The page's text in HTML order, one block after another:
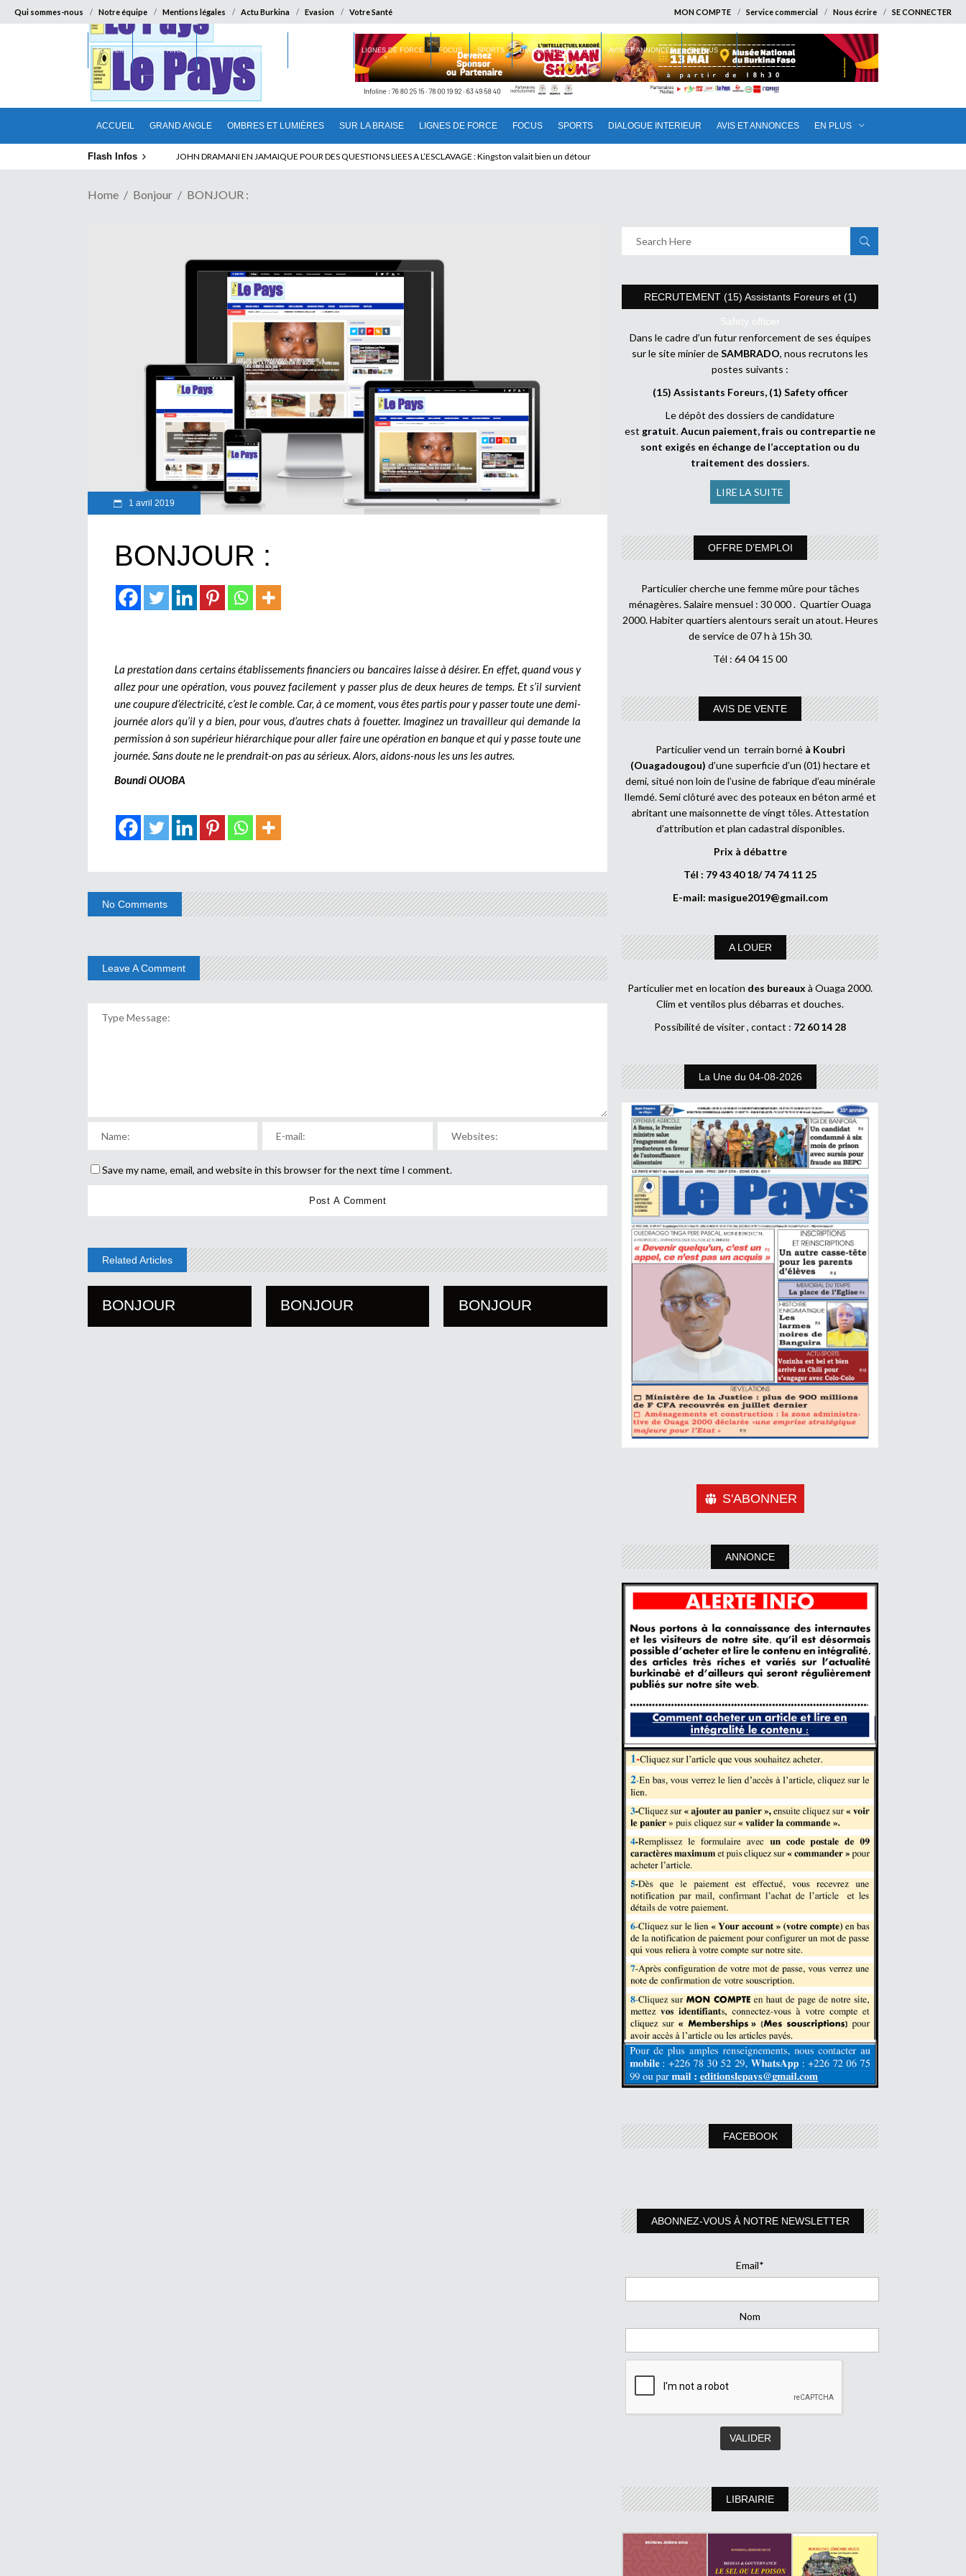
Qui sommes-nous Notre équipe Mentions légales Actu Burkina Evasion Votre Santé MON COMPTE Service commercial Nous écrire SE CONNECTER
ACCUEIL GRAND ANGLE OMBRES ET LUMIÈRES SUR LA BRAISE LIGNES DE FORCE FOCUS SPORTS DIALOGUE INTERIEUR AVIS ET ANNONCES EN PLUS
ACCUEIL GRAND ANGLE OMBRES ET LUMIÈRES LIGNES DE FORCE FOCUS SPORTS DIALOGUE INTERIEUR AVIS ET ANNONCES EN PLUS
Flash Infos ELECTION DE TALON A LA TETE DU SENAT BENINOIS : Quand Patrice quitte le pouvoir sans partir !
Home Bonjour BONJOUR :
1 avril 2019
BONJOUR :
La prestation dans certains établissements financiers ou bancaires laisse à désirer. En effet, quand vous y
allez pour une opération, vous pouvez facilement y passer plus de deux heures de temps. Et s’il survient
une coupure d’électricité, c’est le comble. Car, à ce moment, vous êtes partis pour y passer toute une demi-
journée alors qu’il y a bien, pour vous, d’autres chats à fouetter. Imaginez un travailleur qui demande la
permission à son supérieur hiérarchique pour aller faire une opération en banque et qui y passe toute une
journée. Sans doute ne le prendrait-on pas au sérieux. Alors, aidons-nous les uns les autres.
Boundi OUOBA
No Comments
Leave A Comment
Save my name, email, and website in this browser for the next time I comment.
Related Articles
BONJOUR BONJOUR BONJOUR
RECRUTEMENT (15) Assistants Foreurs et (1)
Safety officer
Dans le cadre d’un futur renforcement de ses équipes
sur le site minier deSAMBRADO, nous recrutons les
postes suivants :
(15) Assistants Foreurs, (1) Safety officer
Le dépôt des dossiers de candidature
est gratuit.Aucun paiement, frais ou contrepartie ne
sont exigés en échange de l’acceptation ou du
traitement des dossiers.
LIRE LA SUITE
OFFRE D’EMPLOI
Particulier cherche une femme mûre pour tâches
ménagères. Salaire mensuel : 30 000 . Quartier Ouaga
2000. Habiter quartiers alentours serait un atout. Heures
de service de 07 h à 15h 30.
Tél : 64 04 15 00
AVIS DE VENTE
Particulier vend un terrain borné à Koubri
(Ouagadougou) d’une superficie d’un (01) hectare et
demi, situé non loin de l’usine de fabrique d’eau minérale
Ilemdé. Semi clôturé avec des poteaux en béton armé et
abritant une maisonnette de vingt tôles. Attestation
d’attribution et plan cadastral disponibles.
Prix à débattre
Tél : 79 43 40 18/ 74 74 11 25
E-mail: masigue2019@gmail.com
A LOUER
Particulier met en location des bureaux à Ouaga 2000.
Clim et ventilos plus débarras et douches.
Possibilité de visiter , contact : 72 60 14 28
La Une du 04-08-2026
S'ABONNER
ANNONCE
FACEBOOK
ABONNEZ-VOUS À NOTRE NEWSLETTER
Email*
Nom
LIBRAIRIE